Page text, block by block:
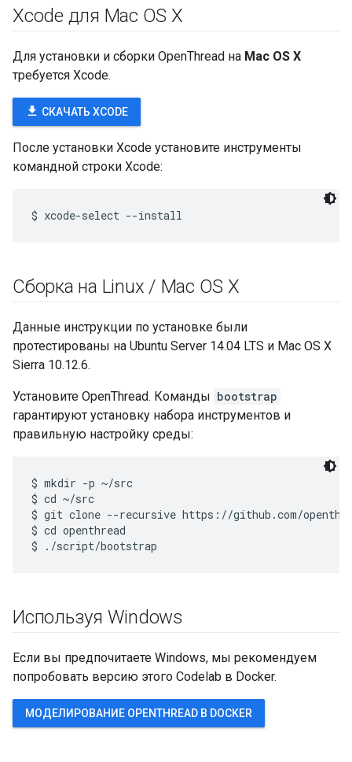
Xcode для Mac OS X
Для установки и сборки OpenThread на Mac OS X
требуется Xcode.
file_download СКАЧАТЬ XCODE
После установки Xcode установите инструменты
командной строки Xcode:
Сборка на Linux / Mac OS X
Данные инструкции по установке были
протестированы на Ubuntu Server 14.04 LTS и Mac OS X
Sierra 10.12.6.
Установите OpenThread. Команды bootstrap
гарантируют установку набора инструментов и
правильную настройку среды:
$ mkdir -p ~/src
$ cd ~/src
$ git clone --recursive https://github.com/
$ cd openthread
Используя Windows
Если вы предпочитаете Windows, мы рекомендуем
попробовать версию этого Codelab в Docker.
МОДЕЛИРОВАНИЕ OPENTHREAD В DOCKER